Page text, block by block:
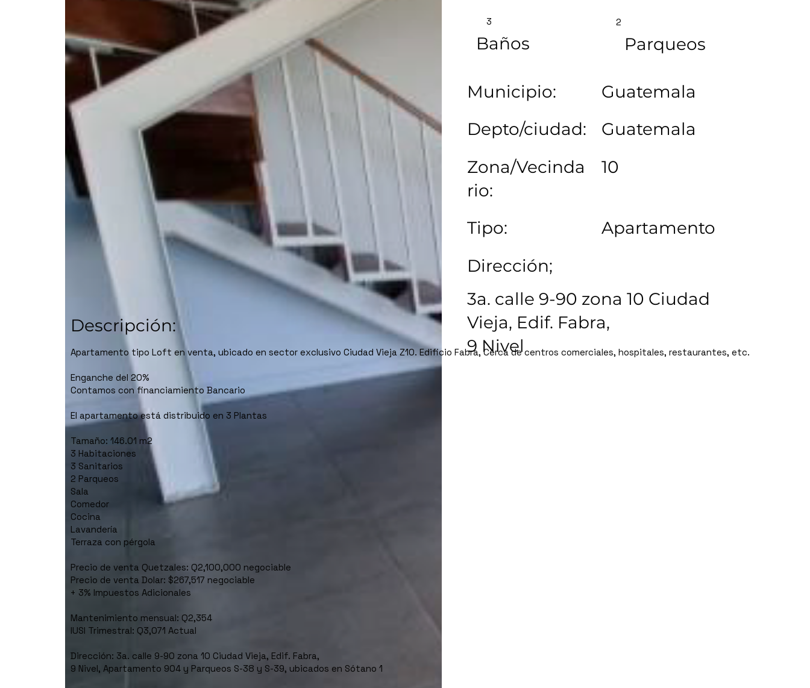
3
Baños
2
Parqueos
Municipio:
Guatemala
Depto/ciudad:
Guatemala
Zona/Vecinda
rio:
10
Tipo:
Apartamento
Dirección;
3a. calle 9-90 zona 10 Ciudad
Vieja, Edif. Fabra,
9 Nivel
Descripción:
Apartamento tipo Loft en venta, ubicado en sector exclusivo Ciudad Vieja Z10. Edificio Fabra, Cerca de centros comerciales, hospitales, restaurantes, etc.
Enganche del 20%
Contamos con financiamiento Bancario
El apartamento está distribuido en 3 Plantas
Tamaño: 146.01 m2
3 Habitaciones
3 Sanitarios
2 Parqueos
Sala
Comedor
Cocina
Lavandería
Terraza con pérgola
Precio de venta Quetzales: Q2,100,000 negociable
Precio de venta Dolar: $267,517 negociable
+ 3% Impuestos Adicionales
Mantenimiento mensual: Q2,354
IUSI Trimestral: Q3,071 Actual
Dirección: 3a. calle 9-90 zona 10 Ciudad Vieja, Edif. Fabra,
9 Nivel, Apartamento 904 y Parqueos S-38 y S-39, ubicados en Sótano 1